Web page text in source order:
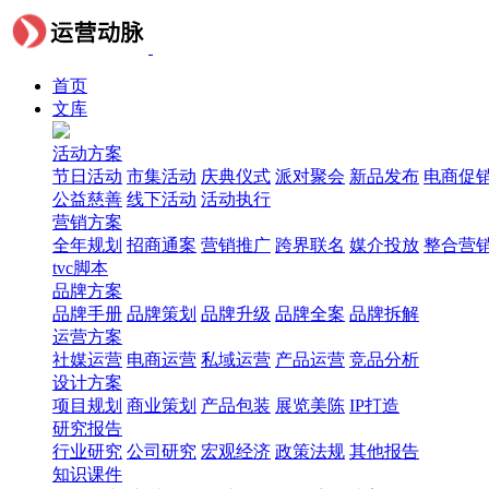
首页
文库
活动方案
节日活动 市集活动 庆典仪式 派对聚会 新品发布 电商促
公益慈善 线下活动 活动执行
营销方案
全年规划 招商通案 营销推广 跨界联名 媒介投放 整合营
tvc脚本
品牌方案
品牌手册 品牌策划 品牌升级 品牌全案 品牌拆解
运营方案
社媒运营 电商运营 私域运营 产品运营 竞品分析
设计方案
项目规划 商业策划 产品包装 展览美陈 IP打造
研究报告
行业研究 公司研究 宏观经济 政策法规 其他报告
知识课件